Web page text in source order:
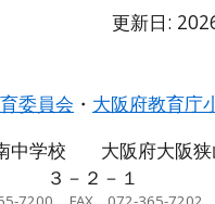
更新日:
委員会 ・ 大阪府教育庁
中学校 大阪府大阪狭
３－２－１